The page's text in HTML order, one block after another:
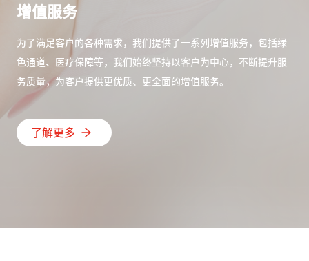
增值服务
为了满足客户的各种需求，我们提供了一系列增值服务，包括绿
色通道、医疗保障等，我们始终坚持以客户为中心，不断提升服
务质量，为客户提供更优质、更全面的增值服务。
了解更多